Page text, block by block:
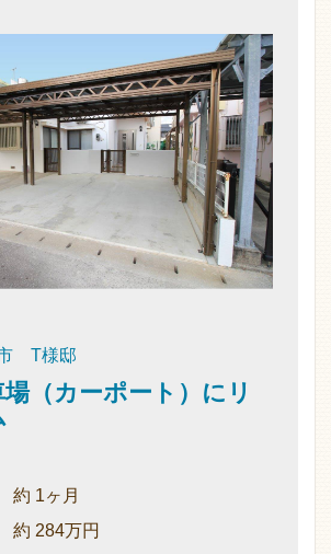
T様邸
（カーポート）にリ
1ヶ月
約 284万円